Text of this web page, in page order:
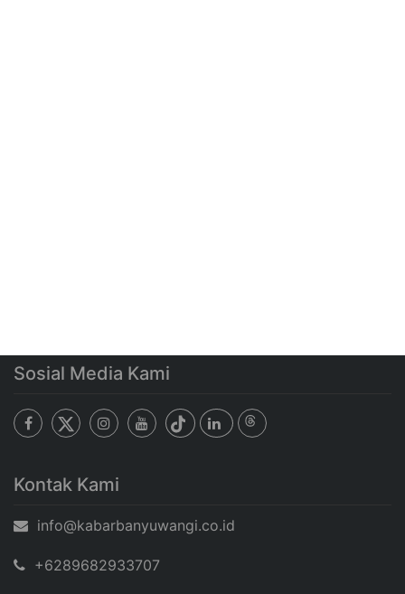
Sosial Media Kami
Kontak Kami
info@kabarbanyuwangi.co.id
+6289682933707